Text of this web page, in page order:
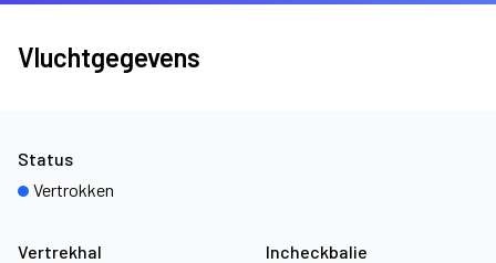
Vluchtgegevens
Vertrekhal Incheckbalie
Status
Vertrokken